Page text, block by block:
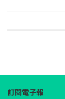
訂閱電子報